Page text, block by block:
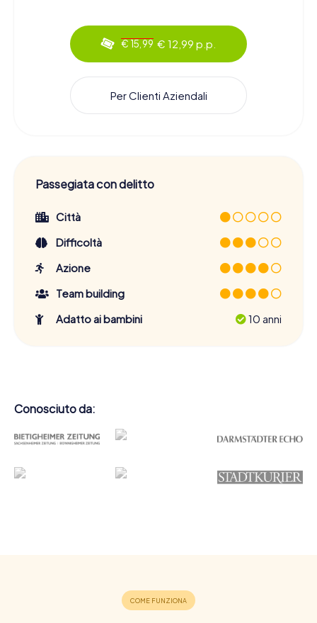
€ 15,99 € 12,99 p.p.
Per Clienti Aziendali
Passegiata con delitto
Città
Difficoltà
Azione
Team building
Adatto ai bambini
10 anni
Conosciuto da: